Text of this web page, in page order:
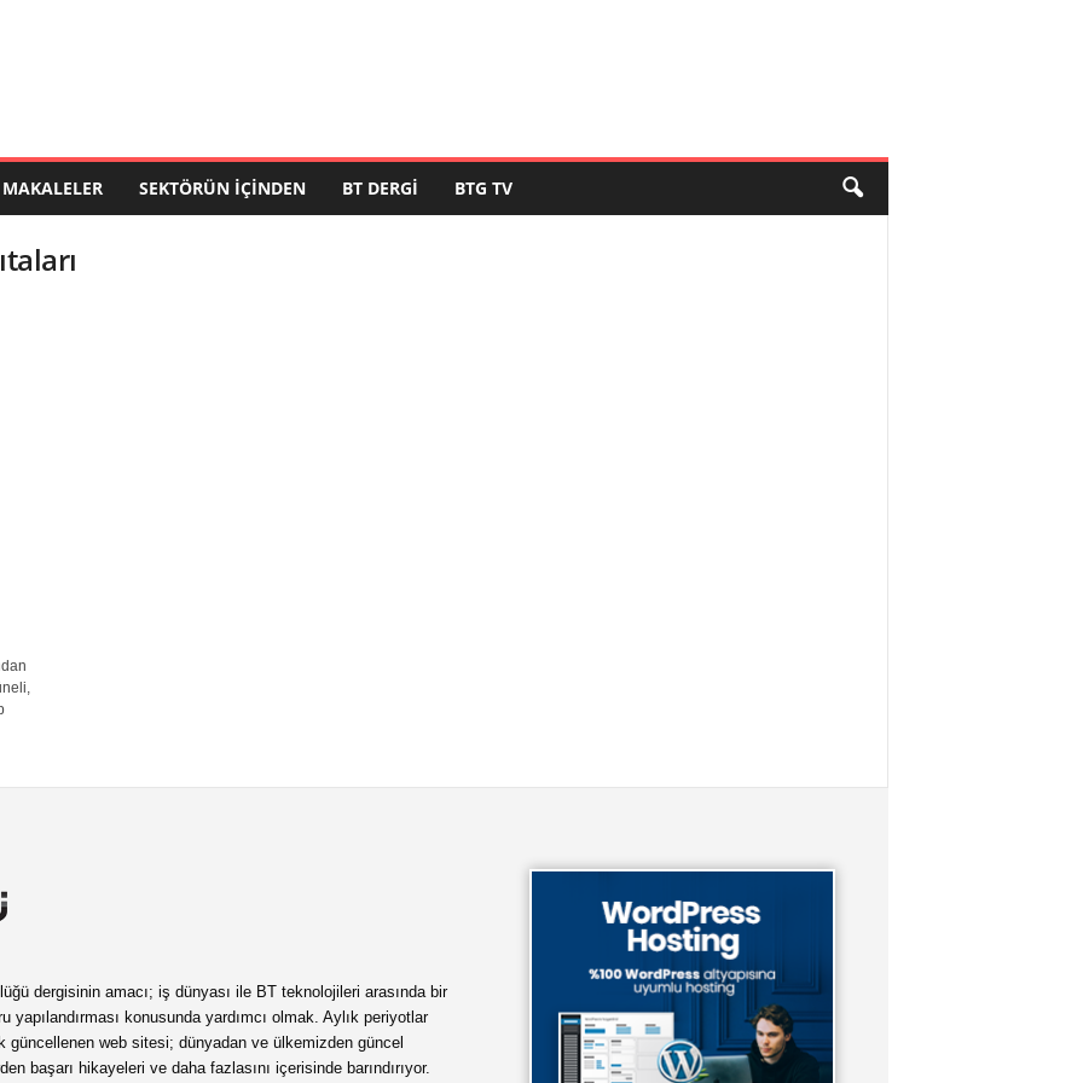
MAKALELER SEKTÖRÜN İÇINDEN BT DERGI BTG TV
dergisinin amacı; iş dünyası ile BT teknolojileri arasında bir
yapılandırması konusunda yardımcı olmak. Aylık periyotlar
güncellenen web sitesi; dünyadan ve ülkemizden güncel
başarı hikayeleri ve daha fazlasını içerisinde barındırıyor.